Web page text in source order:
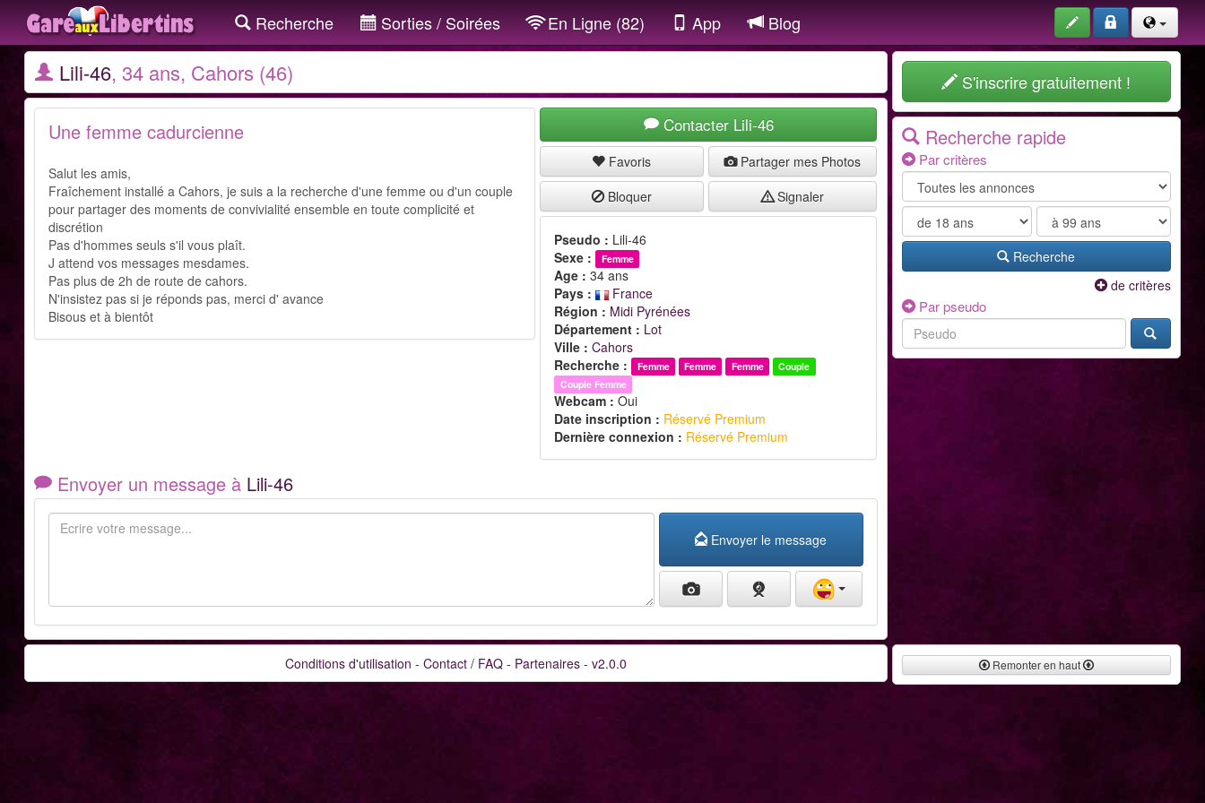
Recherche Sorties / Soirées En Ligne (82) App Blog
Lili-46, 34 ans, Cahors (46)
Une femme cadurcienne
Salut les amis,
Fraîchement installé a Cahors, je suis a la recherche d'une femme ou d'un couple
pour partager des moments de convivialité ensemble en toute complicité et
discrétion
Pas d'hommes seuls s'il vous plaît.
J attend vos messages mesdames.
Pas plus de 2h de route de cahors.
N'insistez pas si je réponds pas, merci d' avance
Bisous et à bientôt
Contacter Lili-46
Favoris
Partager mes Photos
Bloquer
Signaler
Pseudo : Lili-46
Sexe : Femme
Age :34 ans
Pays :
France
Région : Midi Pyrénées
Département : Lot
Ville :Cahors
Recherche : Femme Femme Femme
Couple
Couple Femme
Webcam :Oui
Date inscription : Réservé Premium
Dernière connexion : Réservé Premium
Envoyer un message à Lili-46
Envoyer le message
S'inscrire gratuitement !
Recherche rapide
Par critères
Recherche
de critères
Par pseudo
Conditions d'utilisation - Contact / FAQ- Partenaires- v2.0.0 Remonter en haut